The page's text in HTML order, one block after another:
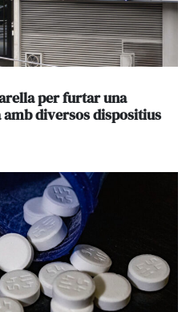
per furtar una
amb diversos dispositius